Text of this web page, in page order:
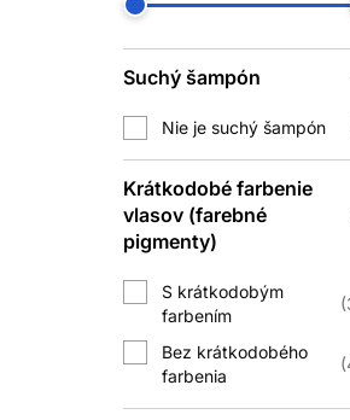
Sérum môže
Veľmi horúca
Suchý
Fén,
Suchý šampón
Nie je suchý šampón
Krátkodobé farbenie
vlasov (farebné
pigmenty)
S krátkodobým
farbením
Bez krátkodobého
farbenia